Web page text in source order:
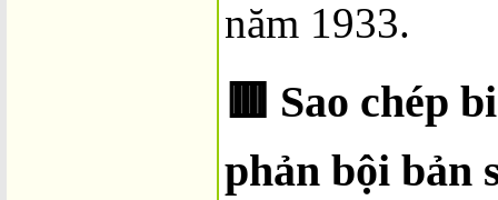
năm 1933.
🟥 Sao chép
phản bội bản